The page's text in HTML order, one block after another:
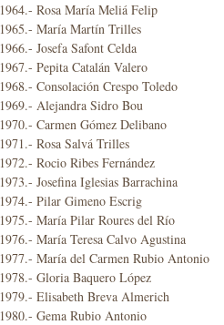
1964.- Rosa María Meliá Felip
1965.- María Martín Trilles
1966.- Josefa Safont Celda
1967.- Pepita Catalán Valero
1968.- Consolación Crespo Toledo
1969.- Alejandra Sidro Bou
1970.- Carmen Gómez Delibano
1971.- Rosa Salvá Trilles
1972.- Rocio Ribes Fernández
1973.- Josefina Iglesias Barrachina
1974.- Pilar Gimeno Escrig
1975.- María Pilar Roures del Río
1976.- María Teresa Calvo Agustina
1977.- María del Carmen Rubio Antonio
1978.- Gloria Baquero López
1979.- Elisabeth Breva Almerich
1980.- Gema Rubio Antonio